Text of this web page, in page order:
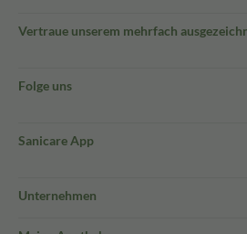
Vertraue unserem mehrfach
Folge uns
Sanicare App
Unternehmen